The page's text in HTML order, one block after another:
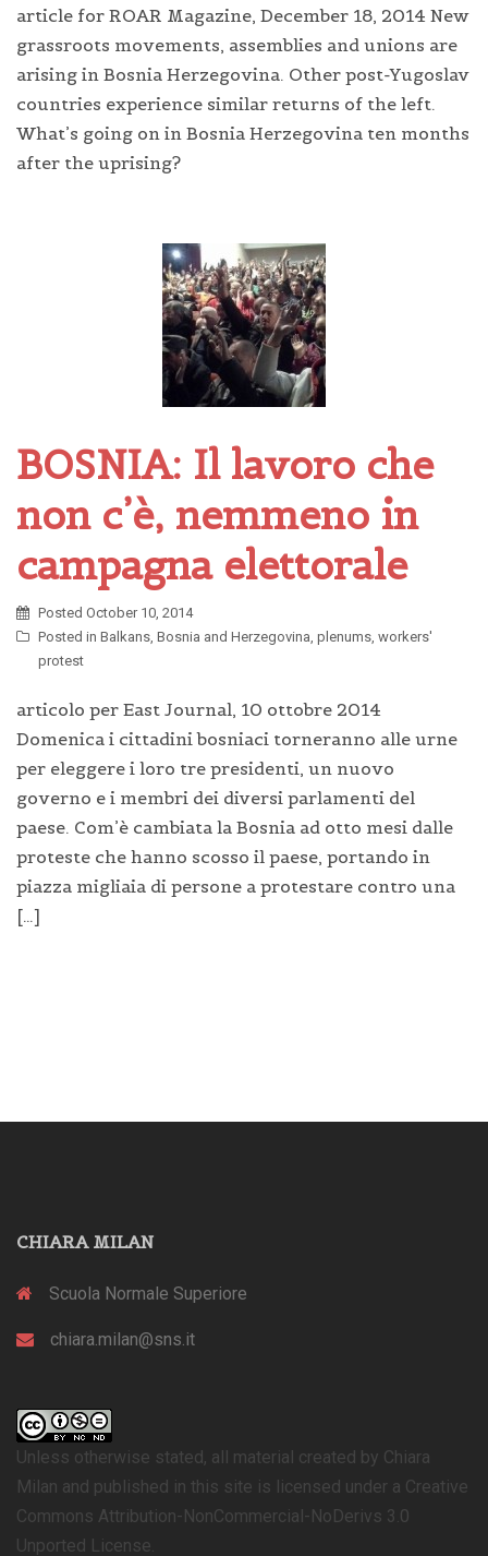
article for ROAR Magazine, December 18, 2014 New
grassroots movements, assemblies and unions are
arising in Bosnia Herzegovina. Other post-Yugoslav
countries experience similar returns of the left.
What’s going on in Bosnia Herzegovina ten months
after the uprising?
BOSNIA: Il lavoro che
non c’è, nemmeno in
campagna elettorale
Posted October 10, 2014
Posted in Balkans, Bosnia and Herzegovina, plenums, workers'
protest
articolo per East Journal, 10 ottobre 2014
Domenica i cittadini bosniaci torneranno alle urne
per eleggere i loro tre presidenti, un nuovo
governo e i membri dei diversi parlamenti del
paese. Com’è cambiata la Bosnia ad otto mesi dalle
proteste che hanno scosso il paese, portando in
piazza migliaia di persone a protestare contro una
[…]
CHIARA MILAN
Scuola Normale Superiore
chiara.milan@sns.it
Unless otherwise stated, all material created by Chiara
Milan and published in this site is licensed under a Creative
Commons Attribution-NonCommercial-NoDerivs 3.0
Unported License.